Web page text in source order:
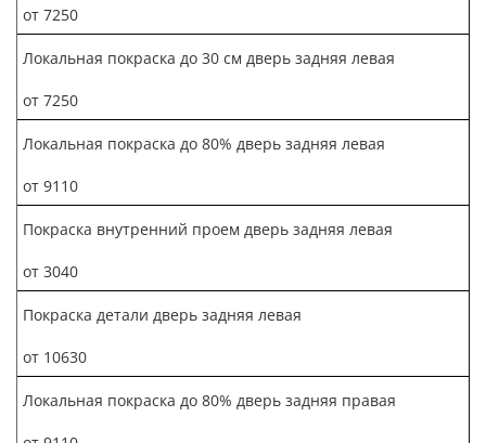
от 7250
Локальная покраска до 30 см дверь задняя левая
от 7250
Локальная покраска до 80% дверь задняя левая
от 9110
Покраска внутренний проем дверь задняя левая
от 3040
Покраска детали дверь задняя левая
от 10630
Локальная покраска до 80% дверь задняя правая